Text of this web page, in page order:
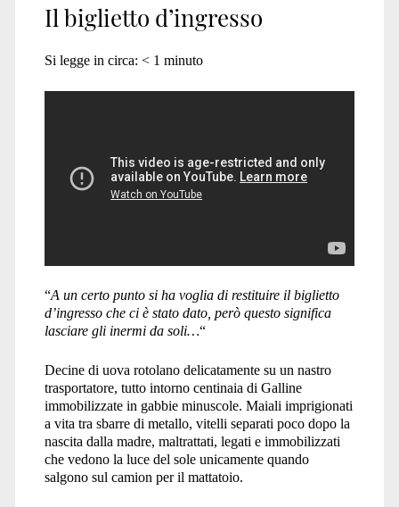
<span>Ciro
De
Maria</span>
Il biglietto d’ingresso
Si legge in circa: < 1 minuto
“A un certo punto si ha voglia di restituire il biglietto
d’ingresso che ci è stato dato, però questo significa
lasciare gli inermi da soli…“
Decine di uova rotolano delicatamente su un nastro
trasportatore, tutto intorno centinaia di Galline
immobilizzate in gabbie minuscole. Maiali imprigionati
a vita tra sbarre di metallo, vitelli separati poco dopo la
nascita dalla madre, maltrattati, legati e immobilizzati
che vedono la luce del sole unicamente quando
salgono sul camion per il mattatoio.